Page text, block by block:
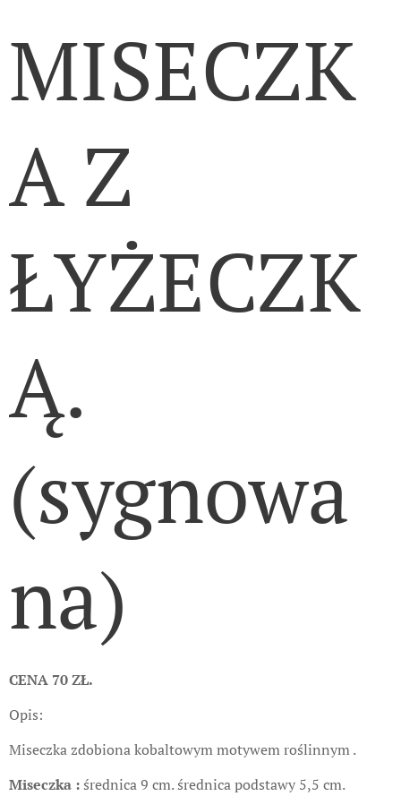
MISECZK
A Z
ŁYŻECZK
Ą.
(sygnowa
na)
CENA 70 ZŁ.
Opis:
Miseczka zdobiona kobaltowym motywem roślinnym .
Miseczka : średnica 9 cm. średnica podstawy 5,5 cm.